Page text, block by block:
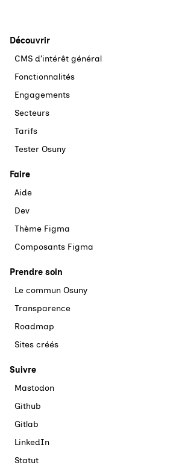
Découvrir
CMS d’intérêt général
Fonctionnalités
Engagements
Secteurs
Tarifs
Tester Osuny
Faire
Aide
Dev
Thème Figma
Composants Figma
Prendre soin
Le commun Osuny
Transparence
Roadmap
Sites créés
Suivre
Mastodon
Github
Gitlab
LinkedIn
Statut